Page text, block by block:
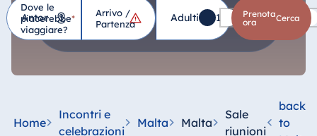
Dove le
piacerebbe
viaggiare?
*
Hotel
Hotel Bad
Arrivo /
Partenza
Adulti 1 Bambini 0
Prenota
ora
cerca
Home
Incontri e
celebrazioni
Malta Malta
Sale
riunioni
back
to